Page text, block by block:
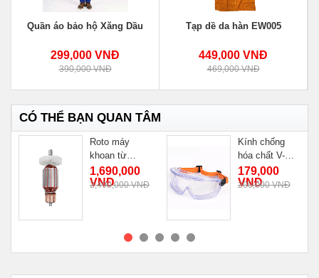
Quần áo bảo hộ Xăng Dầu
299,000 VNĐ
390,000 VNĐ
Tạp dề da hàn EW005
449,000 VNĐ
469,000 VNĐ
CÓ THỂ BẠN QUAN TÂM
Roto máy
khoan từ
Cayken KCY-
38DM
1,690,000
VNĐ
2,490,000 VNĐ
Kính chống
hóa chất V-
Maxx
179,000
VNĐ
200,000 VNĐ